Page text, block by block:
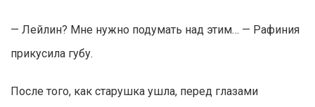
— Лейлин? Мне нужно подумать над этим… — Рафиния
прикусила губу.
После того, как старушка ушла, перед глазами